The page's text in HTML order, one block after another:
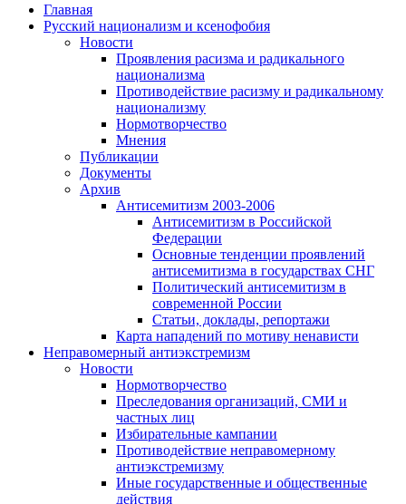
Главная
Русский национализм и ксенофобия
Новости
Проявления расизма и радикального
национализма
Противодействие расизму и радикальному
национализму
Нормотворчество
Мнения
Публикации
Документы
Архив
Антисемитизм 2003-2006
Антисемитизм в Российской
Федерации
Основные тенденции проявлений
антисемитизма в государствах СНГ
Политический антисемитизм в
современной России
Статьи, доклады, репортажи
Карта нападений по мотиву ненависти
Неправомерный антиэкстремизм
Новости
Нормотворчество
Преследования организаций, СМИ и
частных лиц
Избирательные кампании
Противодействие неправомерному
антиэкстремизму
Иные государственные и общественные
действия